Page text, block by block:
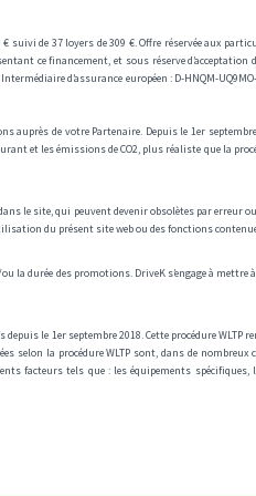
suivi de 37 loyers de 309 €. Offre réservée aux
ce financement, et sous réserve d’acceptation
d’assurance européen : D-HNQM-
auprès de votre Partenaire. Depuis le 1er
et les émissions de CO2, plus réaliste que la
le site, qui peuvent devenir obsolètes par erreur ou
du présent site web ou des fonctions
la durée des promotions. DriveK s’engage à
le 1er septembre 2018. Cette procédure WLTP
la procédure WLTP sont, dans de nombreux
facteurs tels que : les équipements spécifiques,